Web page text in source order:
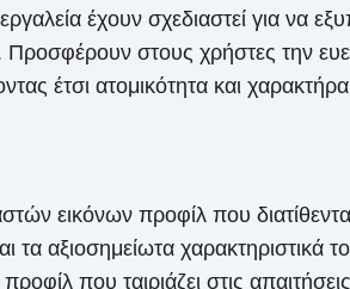
έχουν σχεδιαστεί για να
στους χρήστες την
έτσι ατομικότητα και
εικόνων προφίλ που
τα αξιοσημείωτα
που ταιριάζει στις